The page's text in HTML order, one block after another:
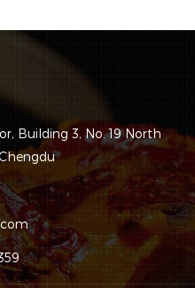
Building 3, No. 19 North